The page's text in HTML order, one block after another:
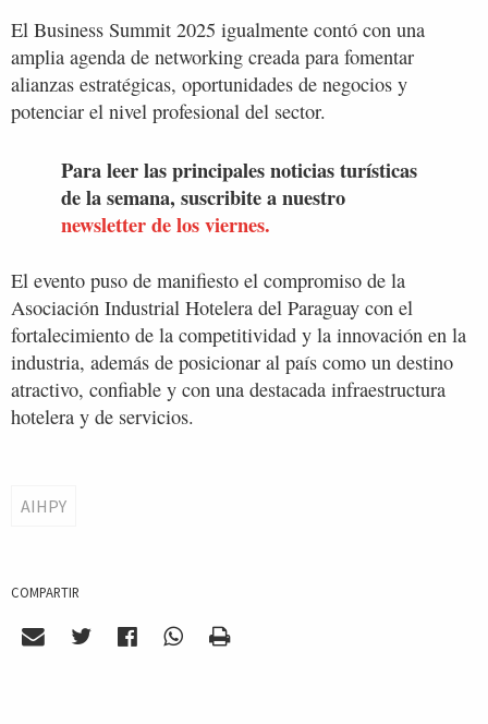
El Business Summit 2025 igualmente contó con una
amplia agenda de networking creada para fomentar
alianzas estratégicas, oportunidades de negocios y
potenciar el nivel profesional del sector.
Para leer las principales noticias turísticas
de la semana, suscribite a nuestro
newsletter de los viernes.
El evento puso de manifiesto el compromiso de la
Asociación Industrial Hotelera del Paraguay con el
fortalecimiento de la competitividad y la innovación en la
industria, además de posicionar al país como un destino
atractivo, confiable y con una destacada infraestructura
hotelera y de servicios.
AIHPY
COMPARTIR